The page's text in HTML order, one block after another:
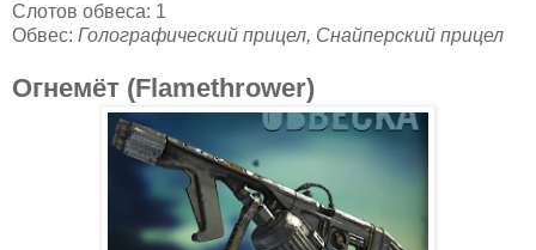
Слотов обвеса: 1
Обвес: Голографический прицел, Снайперский прицел
Огнемёт (Flamethrower)